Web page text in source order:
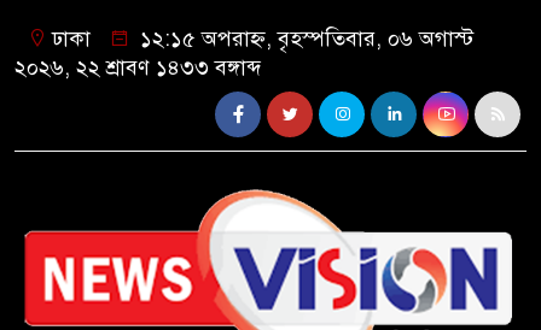
ঢাকা
১২:১৫ অপরাহ্ন, বৃহস্পতিবার, ০৬ অগাস্ট
২০২৬, ২২ শ্রাবণ ১৪৩৩ বঙ্গাব্দ